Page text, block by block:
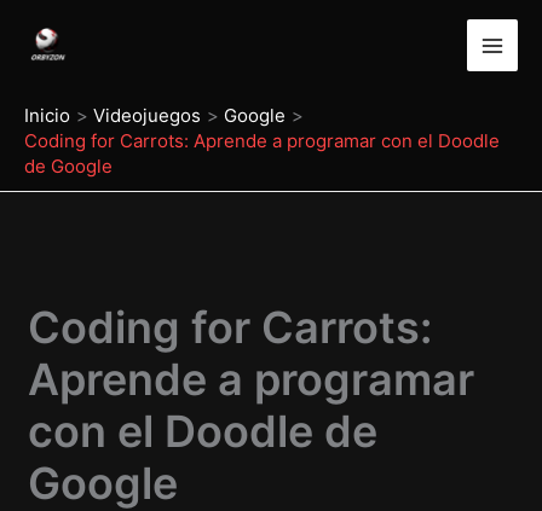
Inicio
Videojuegos
Google
Coding for Carrots: Aprende a programar con el Doodle
de Google
Coding for Carrots:
Aprende a programar
con el Doodle de
Google